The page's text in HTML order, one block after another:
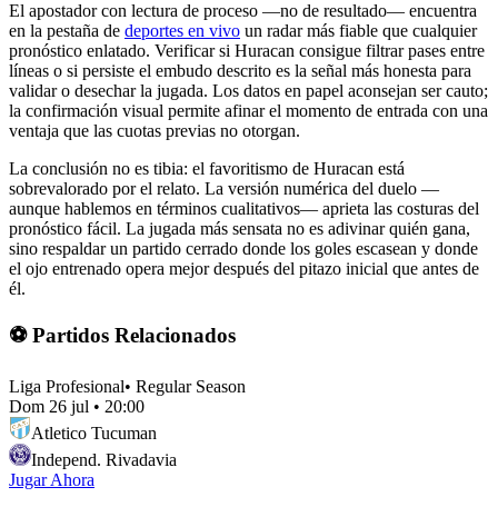
El apostador con lectura de proceso —no de resultado— encuentra
en la pestaña de deportes en vivo un radar más fiable que cualquier
pronóstico enlatado. Verificar si Huracan consigue filtrar pases entre
líneas o si persiste el embudo descrito es la señal más honesta para
validar o desechar la jugada. Los datos en papel aconsejan ser cauto;
la confirmación visual permite afinar el momento de entrada con una
ventaja que las cuotas previas no otorgan.
La conclusión no es tibia: el favoritismo de Huracan está
sobrevalorado por el relato. La versión numérica del duelo —
aunque hablemos en términos cualitativos— aprieta las costuras del
pronóstico fácil. La jugada más sensata no es adivinar quién gana,
sino respaldar un partido cerrado donde los goles escasean y donde
el ojo entrenado opera mejor después del pitazo inicial que antes de
él.
⚽ Partidos Relacionados
Liga Profesional• Regular Season
Dom 26 jul • 20:00
Atletico Tucuman
Independ. Rivadavia
Jugar Ahora